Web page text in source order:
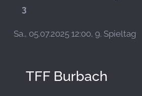
3
Sa., 05.07.2025 12:00, 9. Spieltag
TFF Burbach